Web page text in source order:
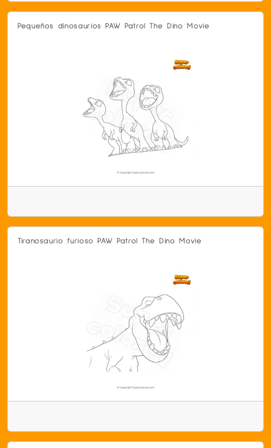
Pequeños dinosaurios PAW Patrol The Dino Movie
Tiranosaurio furioso PAW Patrol The Dino Movie